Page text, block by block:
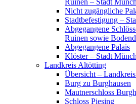
Ruinen – Stadt
Nicht zugängliche
Stadtbefestigung –
Abgegangene
Ruinen sowie
Abgegangene Palais
Klöster – Stadt
Landkreis Altötting
Übersicht –
Burg zu Burghausen
Mautnerschloss
Schloss Piesing